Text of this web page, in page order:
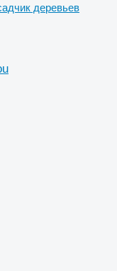
деревьев